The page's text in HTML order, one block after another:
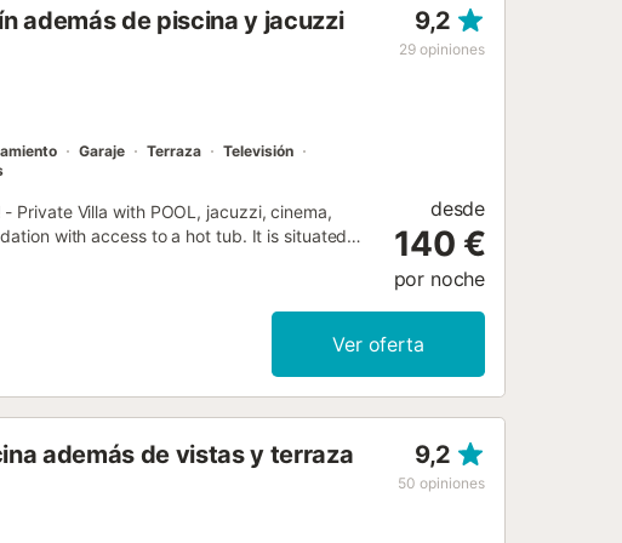
de Lanzarote está a 8 minutos en
Una cama de bebé y una trona
además de piscina y jacuzzi 9,2
29 opiniones
Garaje Terraza
Televisión
Private Villa with POOL, jacuzzi, cinema,
with access to a hot tub. It is situated
desde
140 €
por noche
Ver oferta
además de vistas y terraza 9,2
50 opiniones